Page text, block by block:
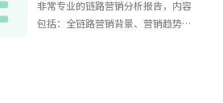
非常专业的链路营销分析报告，内容
包括：全链路营销背景、营销趋势、